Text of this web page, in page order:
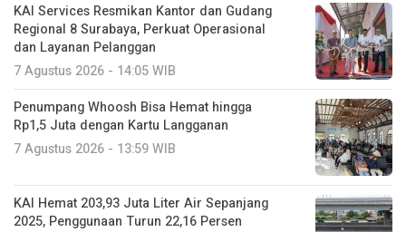
KAI Services Resmikan Kantor dan Gudang
Regional 8 Surabaya, Perkuat Operasional
dan Layanan Pelanggan
7 Agustus 2026 - 14:05 WIB
Penumpang Whoosh Bisa Hemat hingga
Rp1,5 Juta dengan Kartu Langganan
7 Agustus 2026 - 13:59 WIB
KAI Hemat 203,93 Juta Liter Air Sepanjang
2025, Penggunaan Turun 22,16 Persen